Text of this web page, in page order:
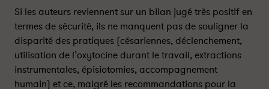
t
r
i
c
a
l
e
t
r
i
c
a
l
e
Si les auteurs reviennent sur un bilan jugé très positif en
termes de sécurité, ils ne manquent pas de souligner la
disparité des pratiques (césariennes, déclenchement,
utilisation de l’oxytocine durant le travail, extractions
instrumentales, épisiotomies, accompagnement
humain) et ce, malgré les recommandations pour la